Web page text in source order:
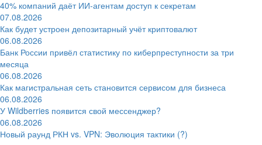
40% компаний даёт ИИ‑агентам доступ к секретам
07.08.2026
Как будет устроен депозитарный учёт криптовалют
06.08.2026
Банк России привёл статистику по киберпреступности за три
месяца
06.08.2026
Как магистральная сеть становится сервисом для бизнеса
06.08.2026
У Wildberries появится свой мессенджер?
06.08.2026
Новый раунд РКН vs. VPN: Эволюция тактики (?)